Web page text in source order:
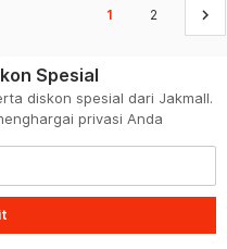
1 2 keyboard_arrow_right
Spesial
diskon spesial dari Jakmall.
privasi Anda